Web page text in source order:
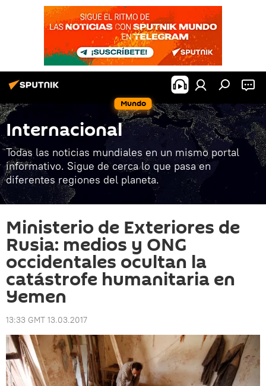
Mundo
Internacional
Todas las noticias mundiales en un mismo portal
informativo. Sigue de cerca lo que pasa en
diferentes regiones del planeta.
Ministerio de Exteriores de
Rusia: medios y ONG
occidentales ocultan la
catástrofe humanitaria en
Yemen
13:33 GMT 13.03.2017